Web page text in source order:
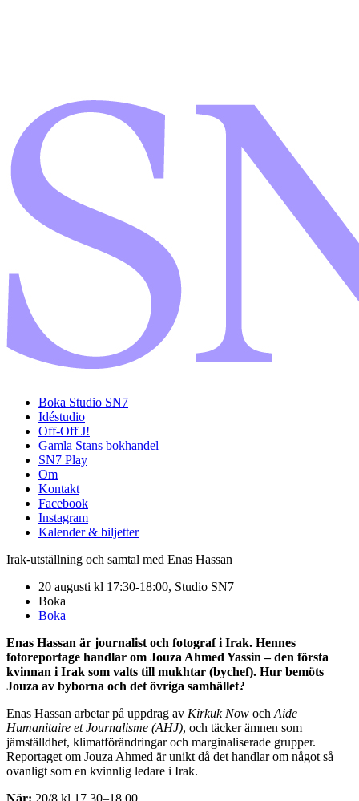
Boka Studio SN7
Idéstudio
Off-Off J!
Gamla Stans bokhandel
SN7 Play
Om
Kontakt
Facebook
Instagram
Kalender & biljetter
Irak-utställning och samtal med Enas Hassan
20 augusti kl 17:30-18:00, Studio SN7
Boka
Boka
Enas Hassan är journalist och fotograf i Irak. Hennes
fotoreportage handlar om Jouza Ahmed Yassin – den första
kvinnan i Irak som valts till mukhtar (bychef). Hur bemöts
Jouza av byborna och det övriga samhället?
Enas Hassan arbetar på uppdrag av Kirkuk Now och Aide
Humanitaire et Journalisme (AHJ), och täcker ämnen som
jämställdhet, klimatförändringar och marginaliserade grupper.
Reportaget om Jouza Ahmed är unikt då det handlar om något så
ovanligt som en kvinnlig ledare i Irak.
När: 20/8 kl 17.30–18.00.